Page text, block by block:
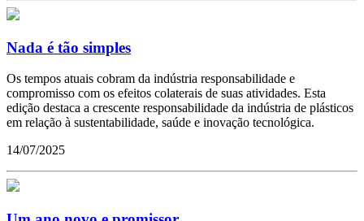
Nada é tão simples
Os tempos atuais cobram da indústria responsabilidade e
compromisso com os efeitos colaterais de suas atividades. Esta
edição destaca a crescente responsabilidade da indústria de plásticos
em relação à sustentabilidade, saúde e inovação tecnológica.
14/07/2025